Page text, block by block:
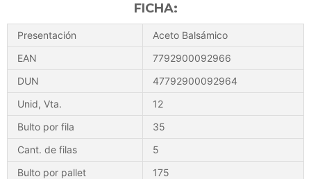
FICHA:
Presentación
Aceto Balsámico
EAN
7792900092966
DUN
47792900092964
Unid, Vta.
12
Bulto por fila
35
Cant. de filas
5
Bulto por pallet
175